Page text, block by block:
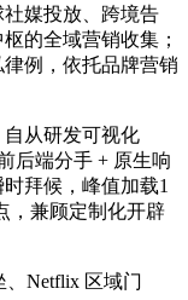
媒投放、跨境告
的全域营销收集；
例，依托品牌营销
从研发可视化
后端分手 + 原生响
拜候，峰值加载1
，兼顾定制化开辟
Netflix 区域门